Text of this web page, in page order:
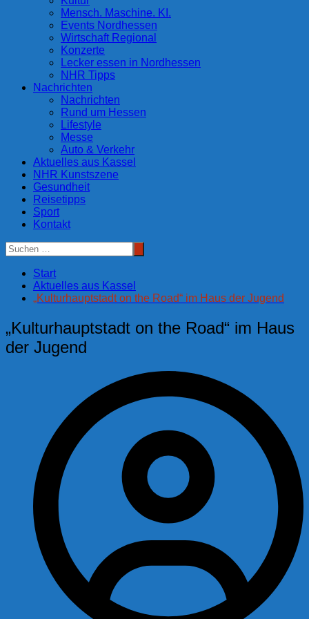
Mensch. Maschine. KI.
Events Nordhessen
Wirtschaft Regional
Konzerte
Lecker essen in Nordhessen
NHR Tipps
Nachrichten
Nachrichten
Rund um Hessen
Lifestyle
Messe
Auto & Verkehr
Aktuelles aus Kassel
NHR Kunstszene
Gesundheit
Reisetipps
Sport
Kontakt
Start
Aktuelles aus Kassel
„Kulturhauptstadt on the Road“ im Haus der Jugend
„Kulturhauptstadt on the Road“ im Haus
der Jugend